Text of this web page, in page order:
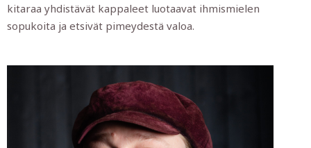
kitaraa yhdistävät kappaleet luotaavat ihmismielen
sopukoita ja etsivät pimeydestä valoa.